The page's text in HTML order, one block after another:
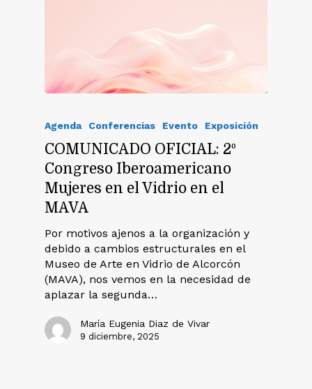
Agenda Conferencias Evento Exposición
COMUNICADO OFICIAL: 2º
Congreso Iberoamericano
Mujeres en el Vidrio en el
MAVA
Por motivos ajenos a la organización y
debido a cambios estructurales en el
Museo de Arte en Vidrio de Alcorcón
(MAVA), nos vemos en la necesidad de
aplazar la segunda…
María Eugenia Diaz de Vivar
9 diciembre, 2025